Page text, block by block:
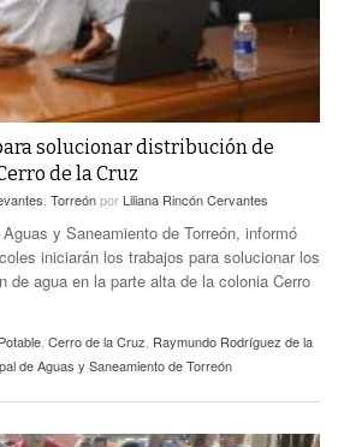
solucionar distribución de
de la Cruz
Torreónpor Liliana Rincón Cervantes
y Saneamiento de Torreón, informó
iniciarán los trabajos para solucionar los
de agua en la parte alta de la colonia Cerro
Cerro de la Cruz Raymundo Rodríguez de la
de Aguas y Saneamiento de Torreón